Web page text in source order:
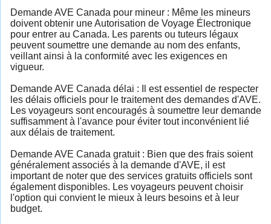
Demande AVE Canada pour mineur : Même les mineurs
doivent obtenir une Autorisation de Voyage Électronique
pour entrer au Canada. Les parents ou tuteurs légaux
peuvent soumettre une demande au nom des enfants,
veillant ainsi à la conformité avec les exigences en
vigueur.
Demande AVE Canada délai : Il est essentiel de respecter
les délais officiels pour le traitement des demandes d'AVE.
Les voyageurs sont encouragés à soumettre leur demande
suffisamment à l'avance pour éviter tout inconvénient lié
aux délais de traitement.
Demande AVE Canada gratuit : Bien que des frais soient
généralement associés à la demande d'AVE, il est
important de noter que des services gratuits officiels sont
également disponibles. Les voyageurs peuvent choisir
l'option qui convient le mieux à leurs besoins et à leur
budget.